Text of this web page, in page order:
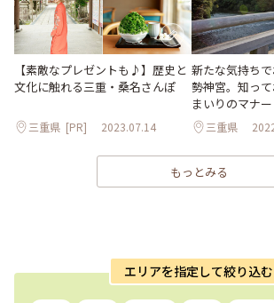
【素敵なプレゼントも♪】歴史と
文化に触れる三重・桑名さんぽ
三重県 [PR] 2023.07.14
新たな気持ち
勢神宮。知っ
まいりのマナー
三重県
もっとみる
エリアを指定して絞り込む